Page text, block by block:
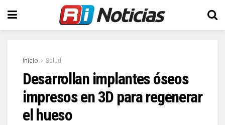
Inicio Salud
Desarrollan implantes óseos
impresos en 3D para regenerar
el hueso